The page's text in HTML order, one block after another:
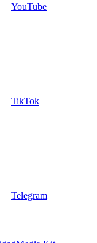
YouTube
TikTok
Telegram